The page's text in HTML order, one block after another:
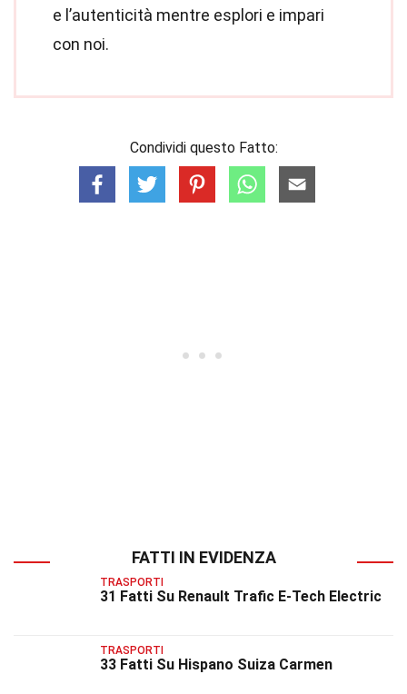
e l’autenticità mentre esplori e impari
con noi.
Condividi questo Fatto:
FATTI IN EVIDENZA
TRASPORTI
31 Fatti Su Renault Trafic E-Tech Electric
TRASPORTI
33 Fatti Su Hispano Suiza Carmen